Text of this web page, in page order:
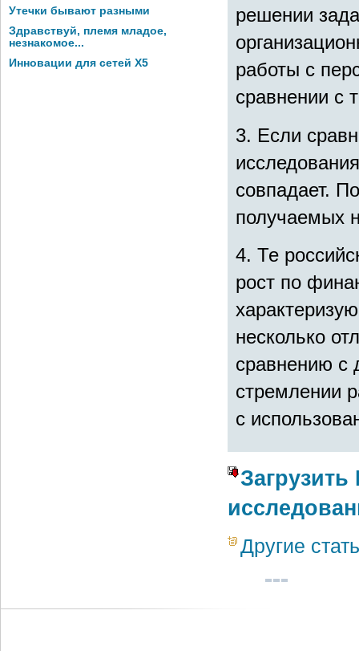
Утечки бывают разными
Здравствуй, племя младое,
незнакомое...
Инновации для сетей X5
решении
работы с
сравнении с
3. Если
совпадает.
получаемых
4. Те
рост по
несколько
сравнению с
стремлении
с
Другие